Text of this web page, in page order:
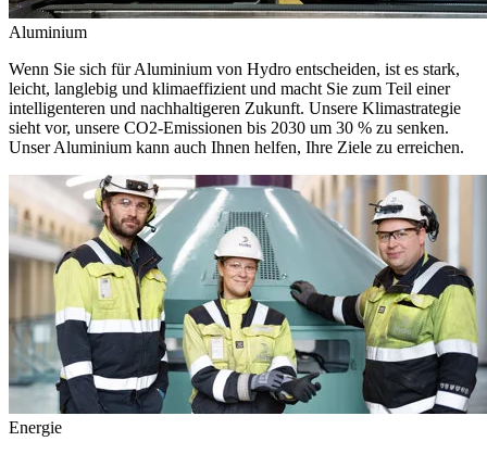
Aluminium
Wenn Sie sich für Aluminium von Hydro entscheiden, ist es stark,
leicht, langlebig und klimaeffizient und macht Sie zum Teil einer
intelligenteren und nachhaltigeren Zukunft. Unsere Klimastrategie
sieht vor, unsere CO2-Emissionen bis 2030 um 30 % zu senken.
Unser Aluminium kann auch Ihnen helfen, Ihre Ziele zu erreichen.
Energie